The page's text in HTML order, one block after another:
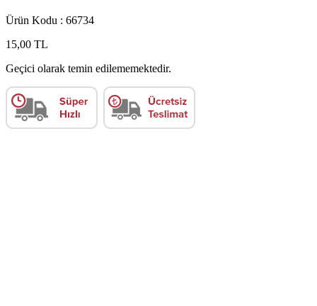
Ürün Kodu : 66734
15,00 TL
Geçici olarak temin edilememektedir.